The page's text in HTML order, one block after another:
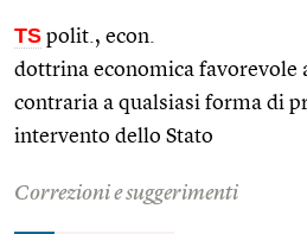
TS polit., econ.
dottrina economica favorevole
contraria a qualsiasi forma di
intervento dello Stato
Correzioni e suggerimenti